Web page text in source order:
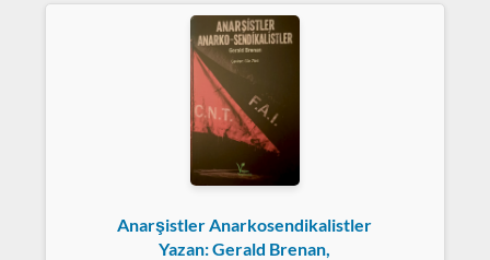
Anarşistler Anarkosendikalistler
Yazan: Gerald Brenan,